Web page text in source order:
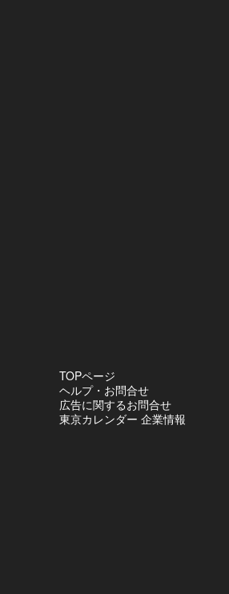
TOPページ
ヘルプ・お問合せ
広告に関するお問合せ
東京カレンダー 企業情報